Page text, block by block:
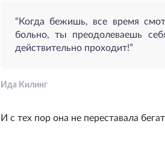
“Когда бежишь, все время
больно, ты преодолеваешь
действительно проходит!”
Ида Килинг
И с тех пор она не переставала